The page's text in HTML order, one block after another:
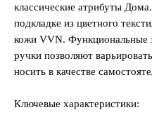
классические атрибуты
подкладке из цветного
кожи VVN. Функциональные
ручки позволяют
носить в качестве
Ключевые характеристики: